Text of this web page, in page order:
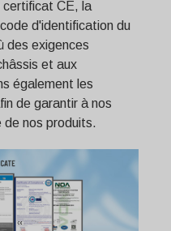
CE, la
d'identification du
des exigences
et aux
également les
de garantir à nos
de nos produits.